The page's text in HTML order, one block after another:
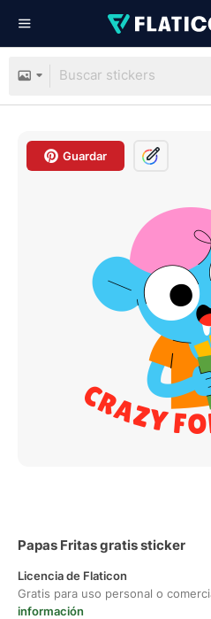
Guardar
Papas Fritas gratis sticker
Licencia de Flaticon
Gratis para uso personal o
información